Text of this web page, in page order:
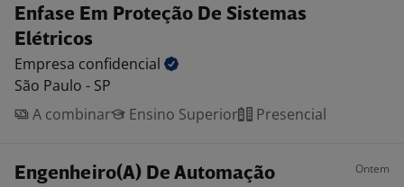
Enfase Em Proteção De Sistemas
Elétricos
Empresa confidencial
São Paulo - SP
A combinar
Ensino Superior Presencial
Engenheiro(A) De Automação Ontem